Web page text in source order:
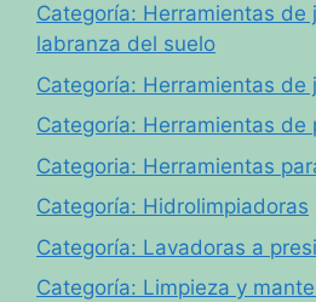
Categoría: Herramientas de
labranza del suelo
Categoría: Herramientas de
Categoría: Herramientas de
Categoria: Herramientas
Categoría: Hidrolimpiadoras
Categoría: Lavadoras a
Categoría: Limpieza y